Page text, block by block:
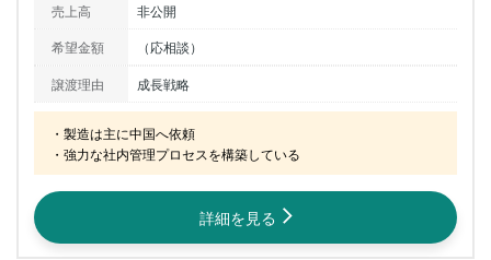
売上高
非公開
希望金額
（応相談）
譲渡理由
成長戦略
・製造は主に中国へ依頼
・強力な社内管理プロセスを構築している
詳細を見る